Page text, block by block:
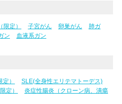
限定） 子宮がん 卵巣がん
肺ガ
ン 血液系ガン
）
SLE(全身性エリテマトーデス)
定）
炎症性腸炎（クローン病、潰瘍